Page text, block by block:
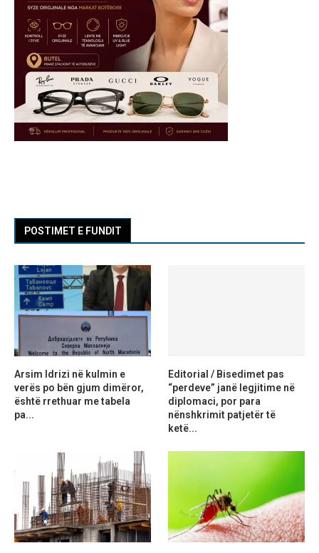
POSTIMET E FUNDIT
Arsim Idrizi në kulmin e
verës po bën gjum dimëror,
është rrethuar me tabela
pa...
Editorial / Bisedimet pas
“perdeve” janë legjitime në
diplomaci, por para
nënshkrimit patjetër të
ketë...